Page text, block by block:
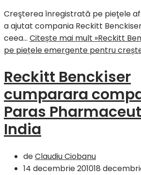
Creşterea înregistrată pe pieţele
a ajutat compania Reckitt
ceea… Citește mai mult »Reckitt
pe piețele emergente pentru
Reckitt Benckiser
cumparara
Paras
India
deClaudiu Ciobanu
14 decembrie 201018